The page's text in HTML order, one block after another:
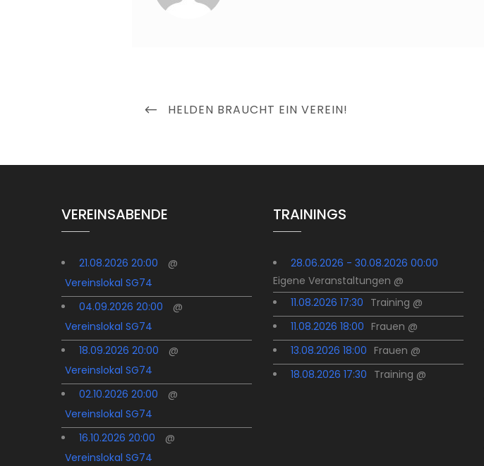
Beitragsnavigation
PREVIOUS
HELDEN BRAUCHT EIN VEREIN!
VEREINSABENDE
21.08.2026 20:00
@
Vereinslokal SG74
04.09.2026 20:00
@
Vereinslokal SG74
18.09.2026 20:00
@
Vereinslokal SG74
02.10.2026 20:00
@
Vereinslokal SG74
16.10.2026 20:00
@
Vereinslokal SG74
TRAININGS
28.06.2026 - 30.08.2026 00:00
Eigene Veranstaltungen @
11.08.2026 17:30 Training @
11.08.2026 18:00 Frauen @
13.08.2026 18:00 Frauen @
18.08.2026 17:30 Training @